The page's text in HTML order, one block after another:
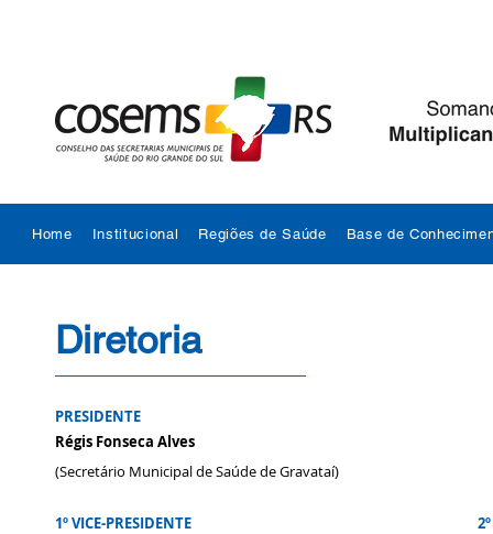
Home Institucional Regiões de Saúde Base de
Diretoria
PRESIDENTE
Régis Fonseca Alves
(Secretário Municipal de Saúde de Gravataí)
1º VICE-PRESIDENTE